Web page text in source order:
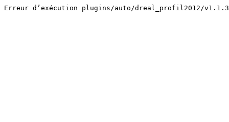
Erreur d’exécution plugins/auto/dreal_profil2012/